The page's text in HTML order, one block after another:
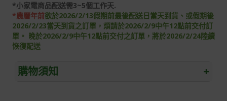
*小家電商品配送需3~5個工作天.
*農曆年前欲於2026/2/13假期前最後配送日當天到貨、或假期後
2026/2/23當天到貨之訂單，煩請於2026/2/9中午12點前交付訂
單。 晚於2026/2/9中午12點前交付之訂單，將於2026/2/24陸續
恢復配送
購物須知 +